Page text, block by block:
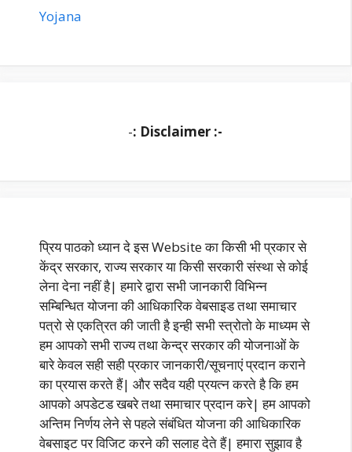
Yojana
-: Disclaimer :-
प्रिय पाठको ध्यान दे इस Website का किसी भी प्रकार से
केंद्र सरकार, राज्य सरकार या किसी सरकारी संस्था से कोई
लेना देना नहीं है| हमारे द्वारा सभी जानकारी विभिन्न
सम्बिन्धित योजना की आधिकारिक वेबसाइड तथा समाचार
पत्रो से एकत्रित की जाती है इन्ही सभी स्त्रोतो के माध्यम से
हम आपको सभी राज्य तथा केन्द्र सरकार की योजनाओं के
बारे केवल सही सही प्रकार जानकारी/सूचनाएं प्रदान कराने
का प्रयास करते हैं| और सदैव यही प्रयत्न करते है कि हम
आपको अपडेटड खबरे तथा समाचार प्रदान करे| हम आपको
अन्तिम निर्णय लेने से पहले संबंधित योजना की आधिकारिक
वेबसाइट पर विजिट करने की सलाह देते हैं| हमारा सुझाव है